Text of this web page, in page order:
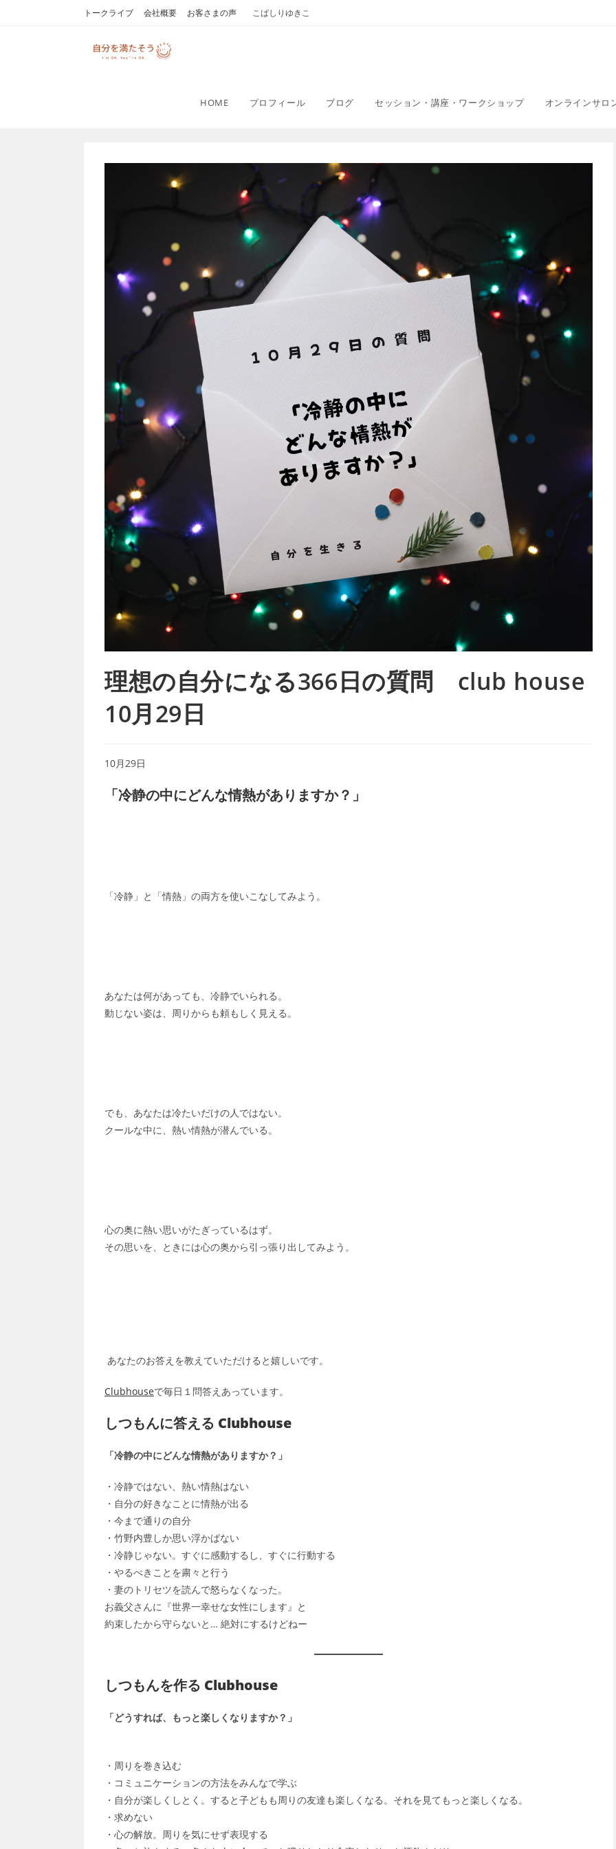
トークライブ 会社概要 お客さまの声 こばしりゆきこ
HOME プロフィール ブログ セッション・講座・ワークショップ オンラインサロ
理想の自分になる366日の質問 club house
10月29日
10月29日
「冷静の中にどんな情熱がありますか？」
「冷静」と「情熱」の両方を使いこなしてみよう。
あなたは何があっても、冷静でいられる。
動じない姿は、周りからも頼もしく見える。
でも、あなたは冷たいだけの人ではない。
クールな中に、熱い情熱が潜んでいる。
心の奥に熱い思いがたぎっているはず。
その思いを、ときには心の奥から引っ張り出してみよう。
あなたのお答えを教えていただけると嬉しいです。
Clubhouseで毎日１問答えあっています。
しつもんに答える Clubhouse
「冷静の中にどんな情熱がありますか？」
・冷静ではない、熱い情熱はない
・自分の好きなことに情熱が出る
・今まで通りの自分
・竹野内豊しか思い浮かばない
・冷静じゃない。すぐに感動するし、すぐに行動する
・やるべきことを粛々と行う
・妻のトリセツを読んで怒らなくなった。
お義父さんに『世界一幸せな女性にします』と
約束したから守らないと… 絶対にするけどねー
しつもんを作る Clubhouse
「どうすれば、もっと楽しくなりますか？」
・周りを巻き込む
・コミュニケーションの方法をみんなで学ぶ
・自分が楽しくしとく。すると子どもも周りの友達も楽しくなる。それを見てもっと楽しくなる。
・求めない
・心の解放。周りを気にせず表現する